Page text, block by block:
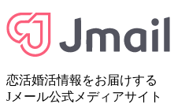
恋活婚活情報をお届けする
Jメール公式メディアサイト